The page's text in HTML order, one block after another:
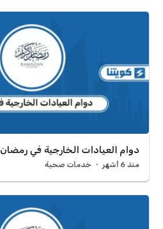
دوام العيادات الخارجية في رمضان 2026 الكويت
منذ 6 أشهر خدمات صحية